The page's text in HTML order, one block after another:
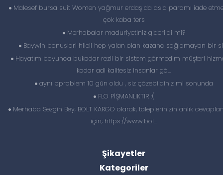
Malesef bursa suit Women yağmur erdaş da asla paramı iade
çok kaba ters
Merhabalar maduriyetiniz giderildi mi?
Baywin bonuslari hileli hep yalan olan kazanç sağlamayan bir
Hayatım boyunca bukadar rezil bir sistem görmedim müşteri
kadar adi kalitesiz insanlar gö...
aynı pproblem 10 gün oldu , siz çözebildiniz mi sonunda
FLO PİŞMANLIKTIR :(
Merhaba Sezgin Bey, BOLT KARGO olarak, taleplerinizin anlık
için; https://www.bol...
Şikayetler
Kategoriler